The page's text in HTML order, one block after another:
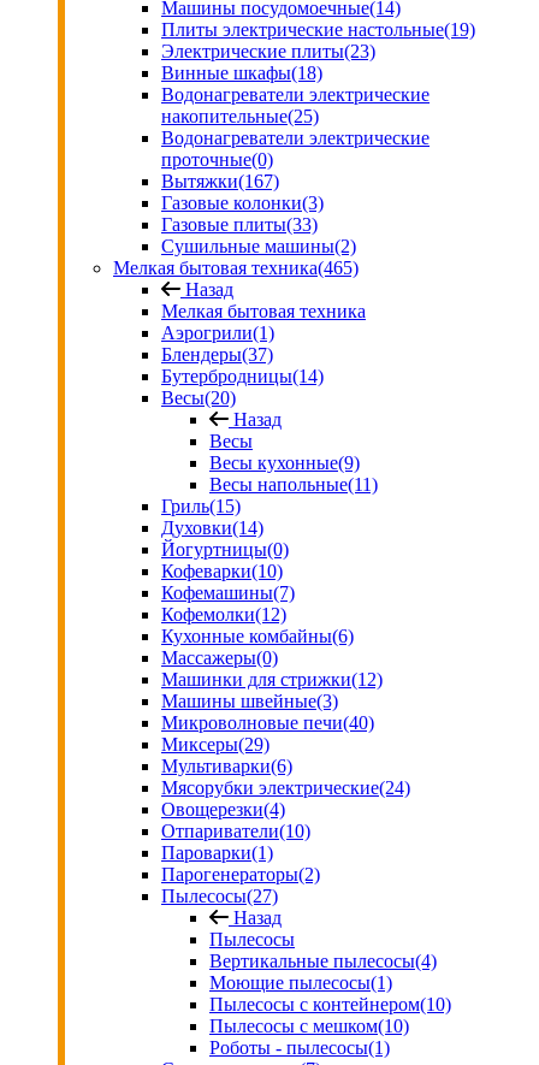
Машины посудомоечные(14)
Плиты электрические настольные(19)
Электрические плиты(23)
Винные шкафы(18)
Водонагреватели электрические
накопительные(25)
Водонагреватели электрические
проточные(0)
Вытяжки(167)
Газовые колонки(3)
Газовые плиты(33)
Сушильные машины(2)
Мелкая бытовая техника(465)
Назад
Мелкая бытовая техника
Аэрогрили(1)
Блендеры(37)
Бутербродницы(14)
Весы(20)
Назад
Весы
Весы кухонные(9)
Весы напольные(11)
Гриль(15)
Духовки(14)
Йогуртницы(0)
Кофеварки(10)
Кофемашины(7)
Кофемолки(12)
Кухонные комбайны(6)
Массажеры(0)
Машинки для стрижки(12)
Машины швейные(3)
Микроволновые печи(40)
Миксеры(29)
Мультиварки(6)
Мясорубки электрические(24)
Овощерезки(4)
Отпариватели(10)
Пароварки(1)
Парогенераторы(2)
Пылесосы(27)
Назад
Пылесосы
Вертикальные пылесосы(4)
Моющие пылесосы(1)
Пылесосы с контейнером(10)
Пылесосы с мешком(10)
Роботы - пылесосы(1)